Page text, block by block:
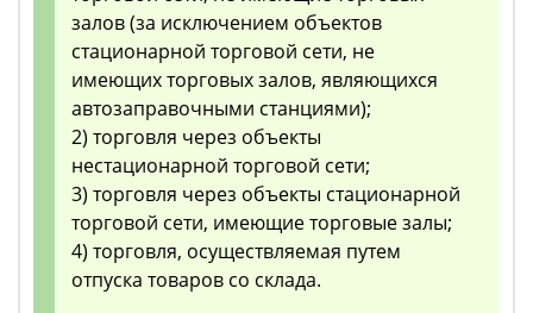
залов (за исключением объектов
стационарной торговой сети, не
имеющих торговых залов, являющихся
автозаправочными станциями);
2) торговля через объекты
нестационарной торговой сети;
3) торговля через объекты стационарной
торговой сети, имеющие торговые залы;
4) торговля, осуществляемая путем
отпуска товаров со склада.